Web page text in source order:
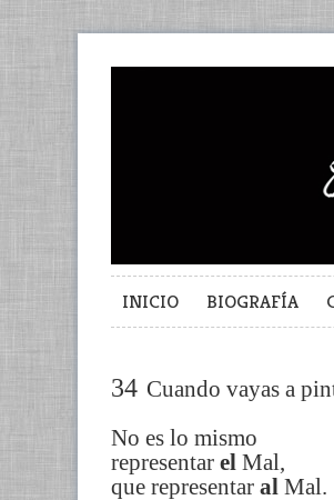
INICIO BIOGRAFÍA
34 Cuando vayas a
No es lo mismo
representar el Mal,
que representar al Mal.